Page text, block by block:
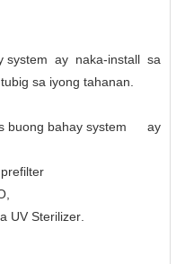
system ay naka-install sa
sa iyong tahanan.
buong bahay system ay
UV Sterilizer